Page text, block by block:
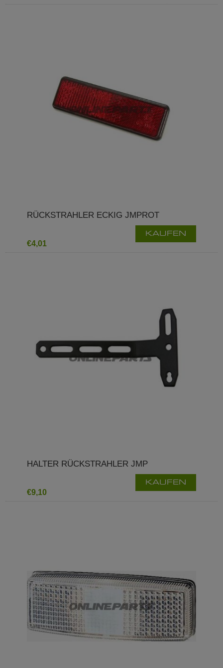
RÜCKSTRAHLER ECKIG JMPROT
€4,01
KAUFEN
HALTER RÜCKSTRAHLER JMP
€9,10
KAUFEN